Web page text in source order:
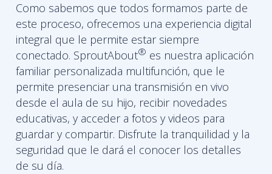
Como sabemos que todos formamos parte de
este proceso, ofrecemos una experiencia digital
integral que le permite estar siempre
conectado. SproutAbout® es nuestra aplicación
familiar personalizada multifunción, que le
permite presenciar una transmisión en vivo
desde el aula de su hijo, recibir novedades
educativas, y acceder a fotos y videos para
guardar y compartir. Disfrute la tranquilidad y la
seguridad que le dará el conocer los detalles
de su día.